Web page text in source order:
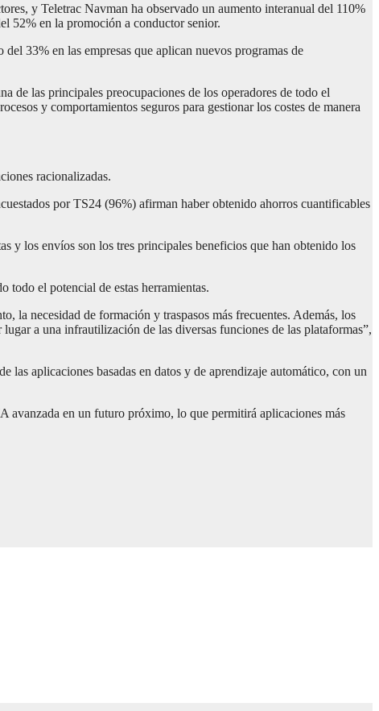
y Teletrac Navman ha observado un aumento interanual del 110%
52% en la promoción a conductor senior.
33% en las empresas que aplican nuevos programas de
de las principales preocupaciones de los operadores de todo el
y comportamientos seguros para gestionar los costes de manera
racionalizadas.
por TS24 (96%) afirman haber obtenido ahorros cuantificables
y los envíos son los tres principales beneficios que han obtenido los
todo el potencial de estas herramientas.
la necesidad de formación y traspasos más frecuentes. Además, los
a una infrautilización de las diversas funciones de las plataformas”,
las aplicaciones basadas en datos y de aprendizaje automático, con un
avanzada en un futuro próximo, lo que permitirá aplicaciones más